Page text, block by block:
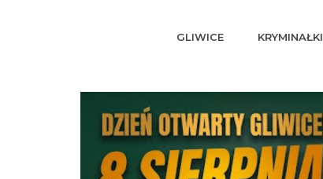
GLIWICE KRYMINAŁKI